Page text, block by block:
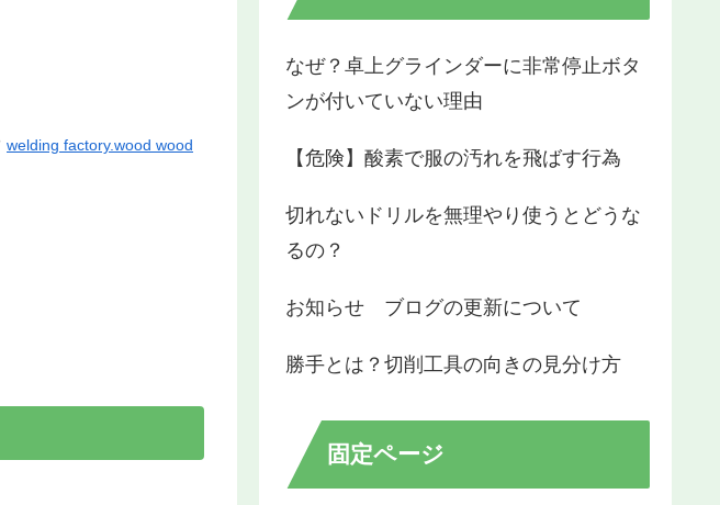
welding factory.wood wood
なぜ？卓上グラインダーに非常停止ボタ
ンが付いていない理由
【危険】酸素で服の汚れを飛ばす行為
切れないドリルを無理やり使うとどうな
るの？
お知らせ ブログの更新について
勝手とは？切削工具の向きの見分け方
固定ページ